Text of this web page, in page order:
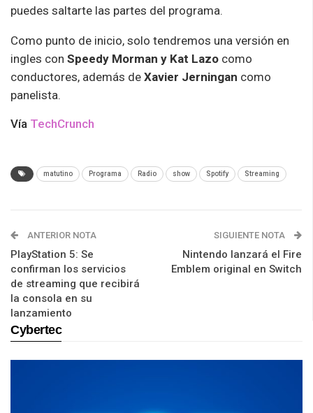
puedes saltarte las partes del programa.
Como punto de inicio, solo tendremos una versión en
ingles con Speedy Morman y Kat Lazo como
conductores, además de Xavier Jerningan como
panelista.
Vía TechCrunch
matutino Programa Radio show Spotify Streaming
ANTERIOR NOTA
PlayStation 5: Se
confirman los servicios
de streaming que recibirá
la consola en su
lanzamiento
SIGUIENTE NOTA
Nintendo lanzará el Fire
Emblem original en Switch
Cybertec